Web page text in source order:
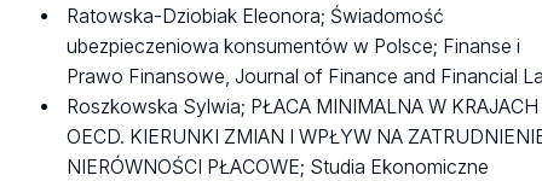
Ratowska-Dziobiak Eleonora; Świadomość
ubezpieczeniowa konsumentów w Polsce; Finanse i
Prawo Finansowe, Journal of Finance and Financial
Roszkowska Sylwia; PŁACA MINIMALNA W KRAJACH
OECD. KIERUNKI ZMIAN I WPŁYW NA
NIERÓWNOŚCI PŁACOWE; Studia Ekonomiczne